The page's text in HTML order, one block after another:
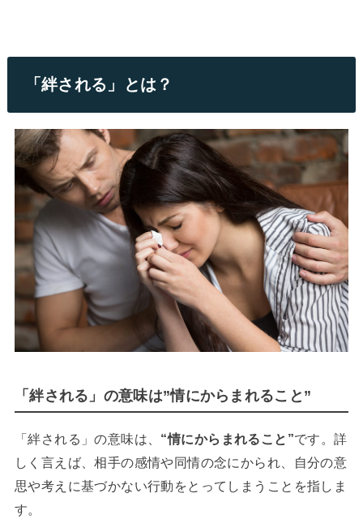
「絆される」とは？
「絆される」の意味は”情にからまれること”
「絆される」の意味は、 “情にからまれること”です。詳
しく言えば、相手の感情や同情の念にかられ、自分の意
思や考えに基づかない行動をとってしまうことを指しま
す。